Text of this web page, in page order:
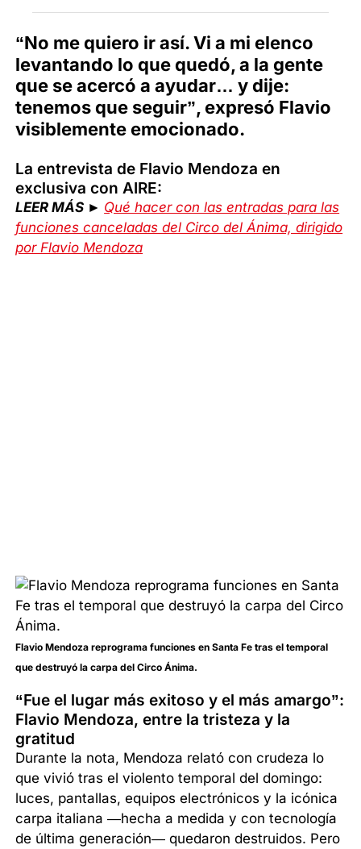
“No me quiero ir así. Vi a mi elenco
levantando lo que quedó, a la gente
que se acercó a ayudar… y dije:
tenemos que seguir”, expresó Flavio
visiblemente emocionado.
La entrevista de Flavio Mendoza en
exclusiva con AIRE:
LEER MÁS ► Qué hacer con las entradas para las
funciones canceladas del Circo del Ánima, dirigido
por Flavio Mendoza
Flavio Mendoza reprograma funciones en Santa Fe tras el temporal
que destruyó la carpa del Circo Ánima.
“Fue el lugar más exitoso y el más amargo”:
Flavio Mendoza, entre la tristeza y la
gratitud
Durante la nota, Mendoza relató con crudeza lo
que vivió tras el violento temporal del domingo:
luces, pantallas, equipos electrónicos y la icónica
carpa italiana —hecha a medida y con tecnología
de última generación— quedaron destruidos. Pero